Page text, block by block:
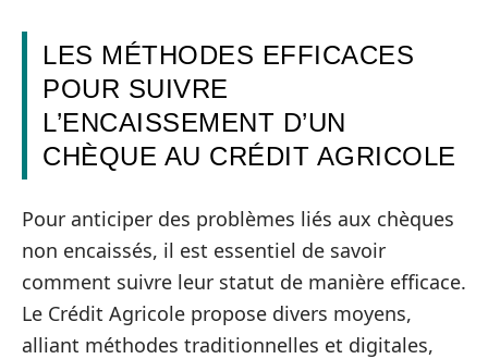
LES MÉTHODES EFFICACES
POUR SUIVRE
L’ENCAISSEMENT D’UN
CHÈQUE AU CRÉDIT AGRICOLE
Pour anticiper des problèmes liés aux chèques
non encaissés, il est essentiel de savoir
comment suivre leur statut de manière efficace.
Le Crédit Agricole propose divers moyens,
alliant méthodes traditionnelles et digitales,